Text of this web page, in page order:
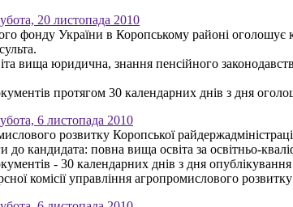
20 листопада 2010
фонду України в Коропському районі оголошує
вища юридична, знання пенсійного
протягом 30 календарних днів з дня
6 листопада 2010
розвитку Коропської
до кандидата: повна вища освіта за освітньо-
- 30 календарних днів з дня
комісії управління агропромислового